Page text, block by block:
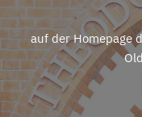
auf der Homepage